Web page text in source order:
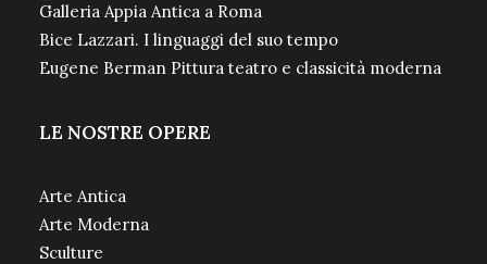
Galleria Appia Antica a Roma
Bice Lazzari. I linguaggi del suo tempo
Eugene Berman Pittura teatro e classicità moderna
LE NOSTRE OPERE
Arte Antica
Arte Moderna
Sculture